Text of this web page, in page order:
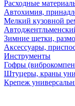
Расходные
Автохимия,
Мелкий кузовной
Зимние щетки,
Аксессуары,
Инструменты
Гофры
Штуцеры, краны
Крепеж